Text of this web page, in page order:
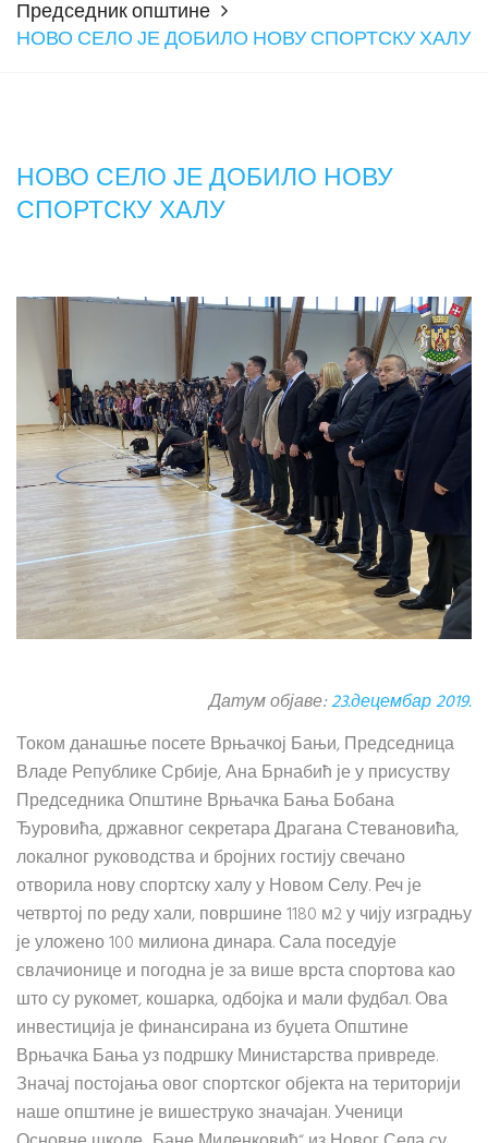
Председник општине
НОВО СЕЛО ЈЕ ДОБИЛО НОВУ СПОРТСКУ ХАЛУ
НОВО СЕЛО ЈЕ ДОБИЛО НОВУ
СПОРТСКУ ХАЛУ
Датум објаве:23.децембар 2019.
Током данашње посете Врњачкој Бањи, Председница
Владе Републике Србије, Ана Брнабић је у присуству
Председника Општине Врњачка Бања Бобана
Ђуровића, државног секретара Драгана Стевановића,
локалног руководства и бројних гостију свечано
отворила нову спортску халу у Новом Селу. Реч је
четвртој по реду хали, површине 1180 м2 у чију изградњу
је уложено 100 милиона динара. Сала поседује
свлачионице и погодна је за више врста спортова као
што су рукомет, кошарка, одбојка и мали фудбал. Ова
инвестиција је финансирана из буџета Општине
Врњачка Бања уз подршку Министарства привреде.
Значај постојања овог спортског објекта на територији
наше општине је вишеструко значајан. Ученици